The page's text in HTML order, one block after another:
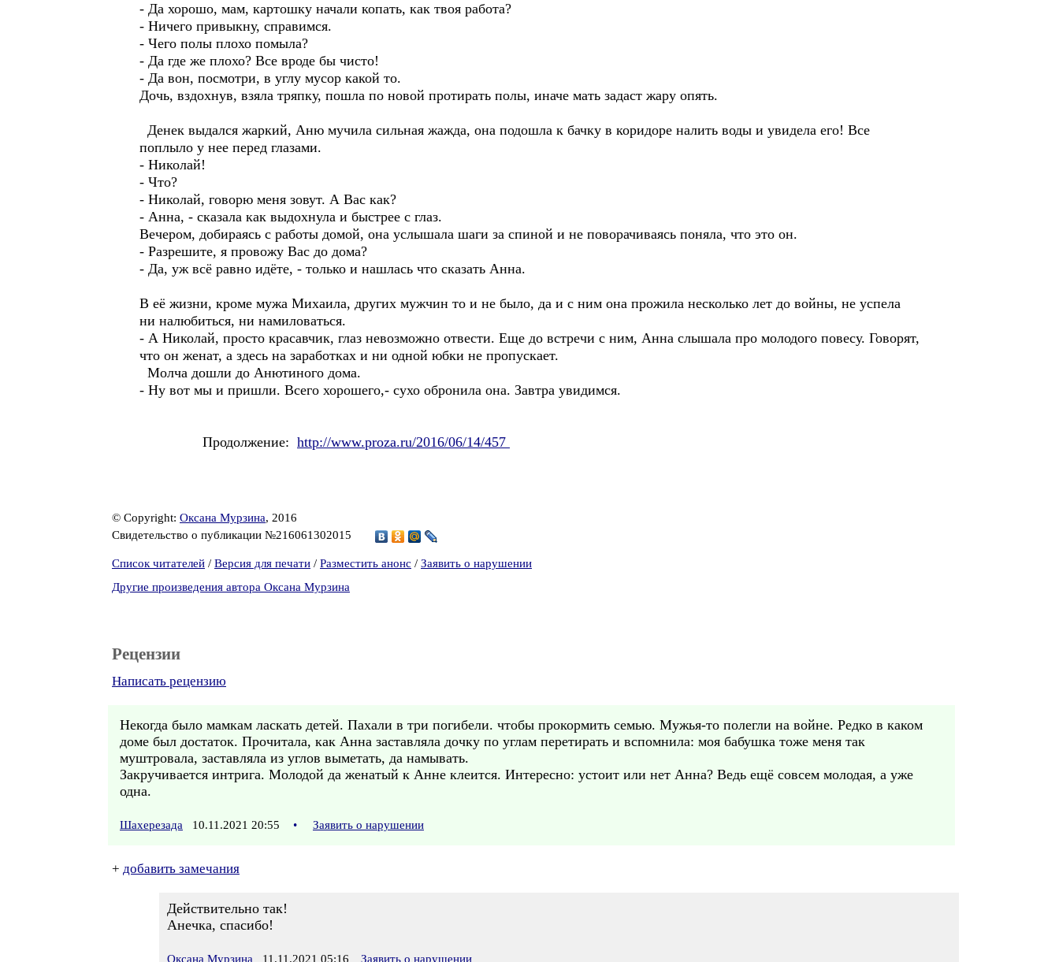
- Да хорошо, мам, картошку начали копать, как твоя работа?
- Ничего привыкну, справимся.
- Чего полы плохо помыла?
- Да где же плохо? Все вроде бы чисто!
- Да вон, посмотри, в углу мусор какой то.
Дочь, вздохнув, взяла тряпку, пошла по новой протирать полы, иначе мать задаст жару опять.
Денек выдался жаркий, Аню мучила сильная жажда, она подошла к бачку в коридоре налить воды и увидела его! Все
поплыло у нее перед глазами.
- Николай!
- Что?
- Николай, говорю меня зовут. А Вас как?
- Анна, - сказала как выдохнула и быстрее с глаз.
Вечером, добираясь с работы домой, она услышала шаги за спиной и не поворачиваясь поняла, что это он.
- Разрешите, я провожу Вас до дома?
- Да, уж всё равно идёте, - только и нашлась что сказать Анна.
В её жизни, кроме мужа Михаила, других мужчин то и не было, да и с ним она прожила несколько лет до войны, не успела
ни налюбиться, ни намиловаться.
- А Николай, просто красавчик, глаз невозможно отвести. Еще до встречи с ним, Анна слышала про молодого повесу. Говорят,
что он женат, а здесь на заработках и ни одной юбки не пропускает.
Молча дошли до Анютиного дома.
- Ну вот мы и пришли. Всего хорошего,- сухо обронила она. Завтра увидимся.
Продолжение: http://www.proza.ru/2016/06/14/457
© Copyright: Оксана Мурзина, 2016
Свидетельство о публикации №216061302015
Список читателей / Версия для печати / Разместить анонс / Заявить о нарушении
Другие произведения автора Оксана Мурзина
Рецензии
Написать рецензию
Некогда было мамкам ласкать детей. Пахали в три погибели. чтобы прокормить семью. Мужья-то полегли на войне. Редко в каком
доме был достаток. Прочитала, как Анна заставляла дочку по углам перетирать и вспомнила: моя бабушка тоже меня так
муштровала, заставляла из углов выметать, да намывать.
Закручивается интрига. Молодой да женатый к Анне клеится. Интересно: устоит или нет Анна? Ведь ещё совсем молодая, а уже
одна.
Шахерезада 10.11.2021 20:55 • Заявить о нарушении
+ добавить замечания
Действительно так!
Анечка, спасибо!
Оксана Мурзина 11.11.2021 05:16 Заявить о нарушении